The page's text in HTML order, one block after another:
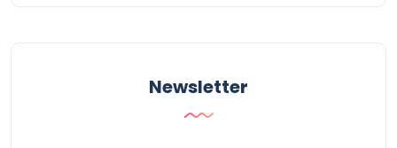
Newsletter